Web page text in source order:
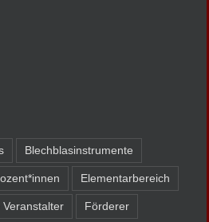
Blechblasinstrumente
Elementarbereich
Veranstalter Förderer